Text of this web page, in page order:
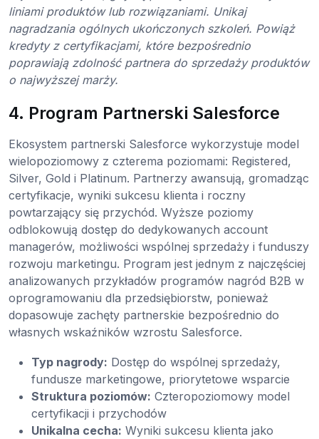
liniami produktów lub rozwiązaniami. Unikaj
nagradzania ogólnych ukończonych szkoleń. Powiąż
kredyty z certyfikacjami, które bezpośrednio
poprawiają zdolność partnera do sprzedaży produktów
o najwyższej marży.
4. Program Partnerski Salesforce
Ekosystem partnerski Salesforce wykorzystuje model
wielopoziomowy z czterema poziomami: Registered,
Silver, Gold i Platinum. Partnerzy awansują, gromadząc
certyfikacje, wyniki sukcesu klienta i roczny
powtarzający się przychód. Wyższe poziomy
odblokowują dostęp do dedykowanych account
managerów, możliwości wspólnej sprzedaży i funduszy
rozwoju marketingu. Program jest jednym z najczęściej
analizowanych przykładów programów nagród B2B w
oprogramowaniu dla przedsiębiorstw, ponieważ
dopasowuje zachęty partnerskie bezpośrednio do
własnych wskaźników wzrostu Salesforce.
Typ nagrody: Dostęp do wspólnej sprzedaży,
fundusze marketingowe, priorytetowe wsparcie
Struktura poziomów: Czteropoziomowy model
certyfikacji i przychodów
Unikalna cecha: Wyniki sukcesu klienta jako